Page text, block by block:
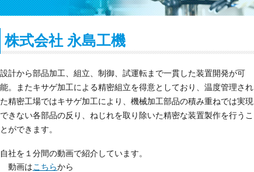
株式会社 永島工機
設計から部品加工、組立、制御、試運転まで一貫した装置開発が可
能。またキサゲ加工による精密組立を得意としており、温度管理され
た精密工場ではキサゲ加工により、機械加工部品の積み重ねでは実現
できない各部品の反り、ねじれを取り除いた精密な装置製作を行うこ
とができます。
自社を１分間の動画で紹介しています。
動画はこちらから